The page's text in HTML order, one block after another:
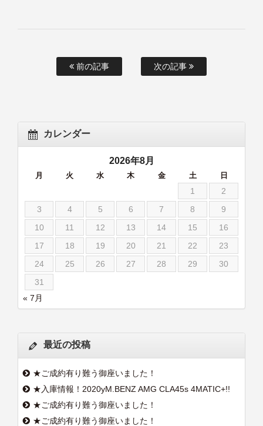
前の記事 次の記事
カレンダー
2026年8月
月 火 水 木 金 土 日
1
2
3
4 5 6 7 8
9
10
11 12 13 14 15
16
17
18 19 20 21 22
23
24
25 26 27 28 29
30
31
« 7月
最近の投稿
★ご成約有り難う御座いました！
★入庫情報！2020yM.BENZ AMG CLA45s 4MATIC+!!
★ご成約有り難う御座いました！
★ご成約有り難う御座いました！